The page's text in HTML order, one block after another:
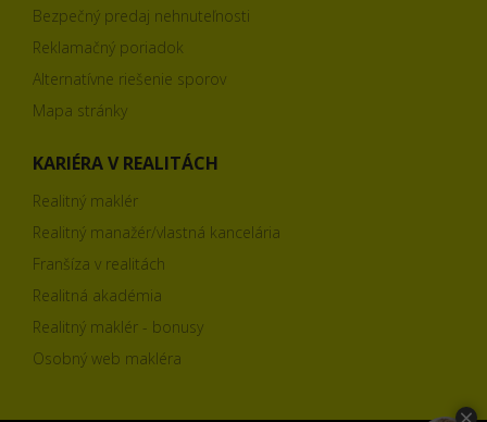
Bezpečný predaj nehnuteľnosti
Reklamačný poriadok
Alternatívne riešenie sporov
Mapa stránky
KARIÉRA V REALITÁCH
Realitný maklér
Realitný manažér/vlastná kancelária
Franšíza v realitách
Realitná akadémia
Realitný maklér - bonusy
Osobný web makléra